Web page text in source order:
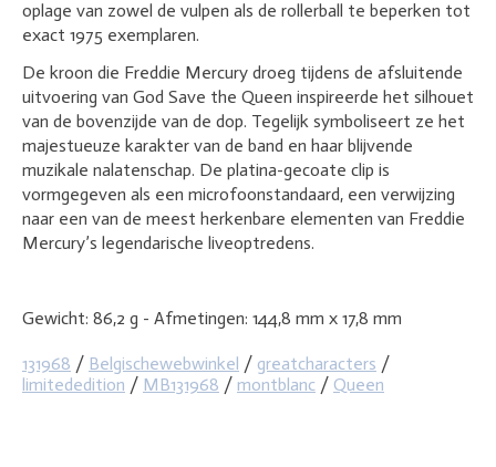
oplage van zowel de vulpen als de rollerball te beperken tot
exact 1975 exemplaren.
De kroon die Freddie Mercury droeg tijdens de afsluitende
uitvoering van God Save the Queen inspireerde het silhouet
van de bovenzijde van de dop. Tegelijk symboliseert ze het
majestueuze karakter van de band en haar blijvende
muzikale nalatenschap. De platina-gecoate clip is
vormgegeven als een microfoonstandaard, een verwijzing
naar een van de meest herkenbare elementen van Freddie
Mercury’s legendarische liveoptredens.
Gewicht: 86,2 g - Afmetingen: 144,8 mm x 17,8 mm
131968 / Belgischewebwinkel / greatcharacters /
limitededition / MB131968 / montblanc / Queen